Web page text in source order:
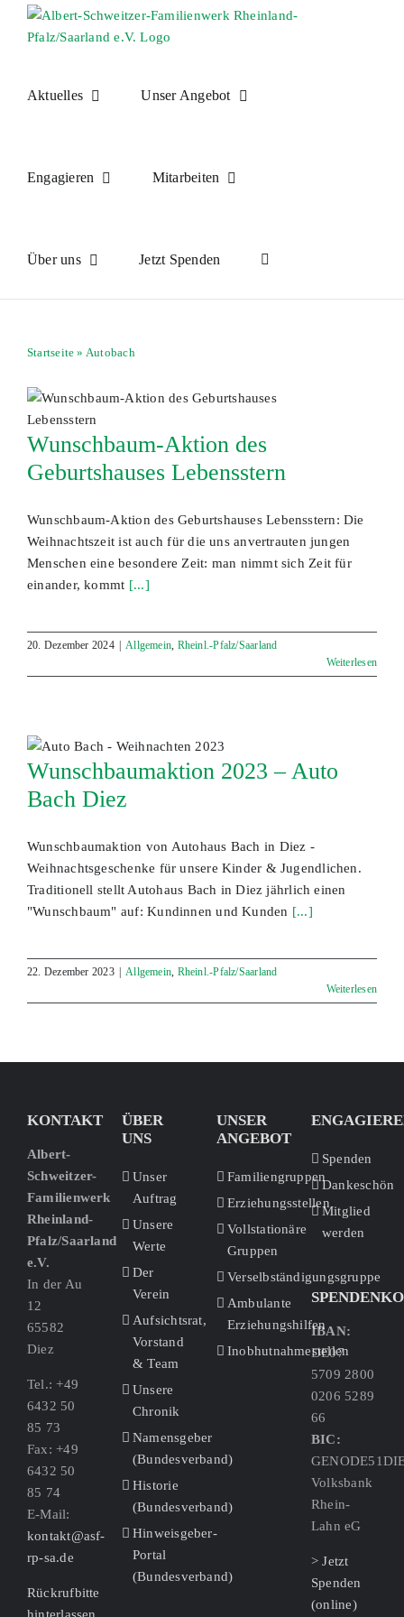
Aktuelles Unser Angebot
Engagieren Mitarbeiten
Über uns Jetzt Spenden
Startseite » Autobach
Wunschbaum-Aktion des
Geburtshauses Lebensstern
Wunschbaum-Aktion des Geburtshauses Lebensstern: Die
Weihnachtszeit ist auch für die uns anvertrauten jungen
Menschen eine besondere Zeit: man nimmt sich Zeit für
einander, kommt [...]
20. Dezember 2024 Allgemein, Rheinl.-Pfalz/Saarland
Weiterlesen
Wunschbaumaktion 2023 – Auto
Bach Diez
Wunschbaumaktion von Autohaus Bach in Diez -
Weihnachtsgeschenke für unsere Kinder & Jugendlichen.
Traditionell stellt Autohaus Bach in Diez jährlich einen
"Wunschbaum" auf: Kundinnen und Kunden [...]
22. Dezember 2023 Allgemein, Rheinl.-Pfalz/Saarland
Weiterlesen
KONTAKT
Albert-
Schweitzer-
Familienwerk
Rheinland-
Pfalz/Saarland
e.V.
In der Au
12
65582
Diez
Tel.: +49
6432 50
85 73
Fax: +49
6432 50
85 74
E-Mail:
kontakt@asf-
rp-sa.de
Rückrufbitte
ÜBER
UNS
Unser
Auftrag
Unsere
Werte
Der
Verein
Aufsichtsrat,
Vorstand
& Team
Unsere
Chronik
Namensgeber
(Bundesverband)
Historie
(Bundesverband)
Hinweisgeber-
Portal
(Bundesverband)
UNSER
ANGEBOT
Familiengruppen
Erziehungsstellen
Vollstationäre
Gruppen
Verselbständigungsgruppe
Ambulante
Erziehungshilfen
Inobhutnahmestellen
Spenden
Dankeschön
Mitglied
werden
IBAN:
DE07
5709 2800
0206 5289
66
BIC:
Volksbank
Rhein-
Lahn eG
> Jetzt
Spenden
(online)